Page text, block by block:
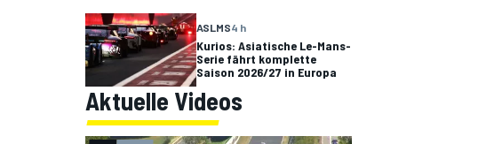
ASLMS4 h
Kurios: Asiatische Le-Mans-
Serie fährt komplette
Saison 2026/27 in Europa
Aktuelle Videos